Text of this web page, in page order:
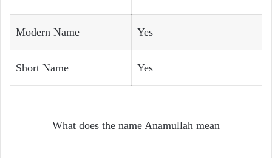
Modern Name Yes
Short Name Yes
What does the name Anamullah mean